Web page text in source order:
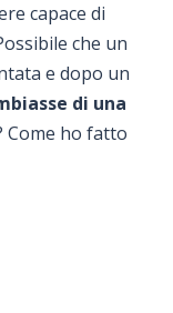
capace di
che un
e dopo un
di una
Come ho fatto